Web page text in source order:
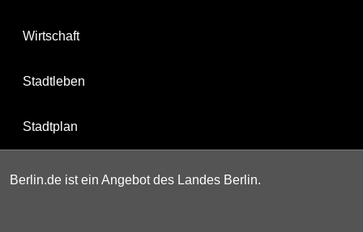
Wirtschaft
Stadtleben
Stadtplan
Berlin.de ist ein Angebot des Landes Berlin.